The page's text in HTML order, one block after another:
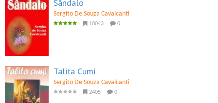
Sândalo
Sergito De Souza Cavalcanti
10043 0
Talita Cumi
Sergito De Souza Cavalcanti
2405 0